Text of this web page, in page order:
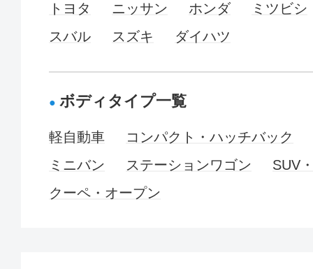
トヨタ ニッサン ホンダ
ミツビシ
スバル
スズキ ダイハツ
ボディタイプ一覧
軽自動車
コンパクト・ハッチバック
ミニバン
ステーションワゴン
SUV
クーペ・オープン